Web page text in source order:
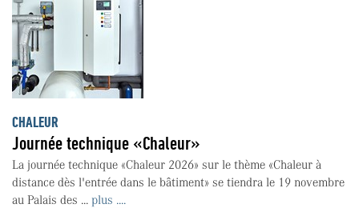
CHALEUR
Journée technique «Chaleur»
La journée technique «Chaleur 2026» sur le thème «Chaleur à
distance dès l'entrée dans le bâtiment» se tiendra le 19 novembre
au Palais des ... plus ....